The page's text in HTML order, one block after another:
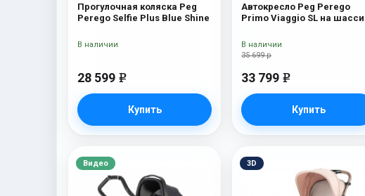
Прогулочная коляска Peg
Perego Selfie Plus Blue Shine
28 599 e
Купить
В наличии
Автокресло Peg Perego
Primo Viaggio SL на шасси
White/Black) Tulip
35 699 р
33 799 e
Купить
В наличии
Видео 3D